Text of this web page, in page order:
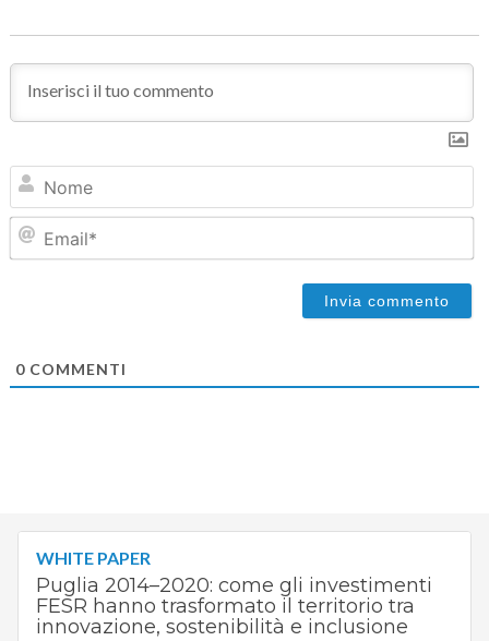
0COMMENTI
WHITE PAPER
Puglia 2014–2020: come gli investimenti
FESR hanno trasformato il territorio tra
innovazione, sostenibilità e inclusione